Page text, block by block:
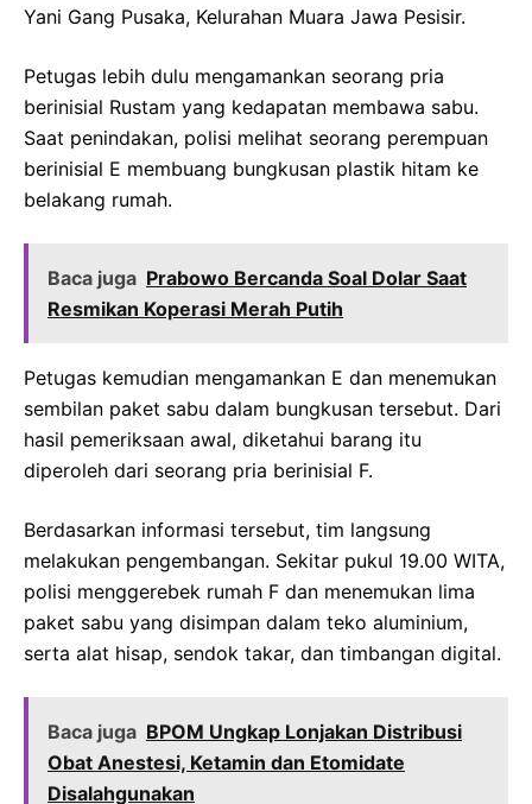
Yani Gang Pusaka, Kelurahan Muara Jawa Pesisir.
Petugas lebih dulu mengamankan seorang pria
berinisial Rustam yang kedapatan membawa sabu.
Saat penindakan, polisi melihat seorang perempuan
berinisial E membuang bungkusan plastik hitam ke
belakang rumah.
Baca juga Prabowo Bercanda Soal Dolar Saat
Resmikan Koperasi Merah Putih
Petugas kemudian mengamankan E dan menemukan
sembilan paket sabu dalam bungkusan tersebut. Dari
hasil pemeriksaan awal, diketahui barang itu
diperoleh dari seorang pria berinisial F.
Berdasarkan informasi tersebut, tim langsung
melakukan pengembangan. Sekitar pukul 19.00 WITA,
polisi menggerebek rumah F dan menemukan lima
paket sabu yang disimpan dalam teko aluminium,
serta alat hisap, sendok takar, dan timbangan digital.
Baca juga BPOM Ungkap Lonjakan Distribusi
Obat Anestesi, Ketamin dan Etomidate
Disalahgunakan